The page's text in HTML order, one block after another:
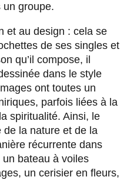
un groupe.
et au design : cela se
de ses singles et
qu’il compose, il
dans le style
ont toutes un
parfois liées à la
spiritualité. Ainsi, le
de la nature et de la
récurrente dans
un bateau à voiles
un cerisier en fleurs,